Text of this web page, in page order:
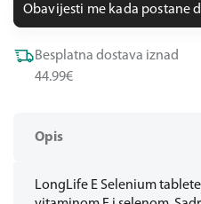
Opis
LongLife E Selenium
Obavijesti me kada postane
Besplatna dostava iznad
44.99€